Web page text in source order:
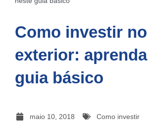
Como investir no
exterior: aprenda
guia básico
maio 10, 2018
Como investir